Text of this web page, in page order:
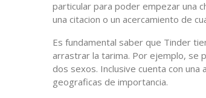
particular para poder empezar una
una citacion o un acercamiento de
Es fundamental saber que Tinder
arrastrar la tarima. Por ejemplo, se
dos sexos. Inclusive cuenta con
geograficas de importancia.